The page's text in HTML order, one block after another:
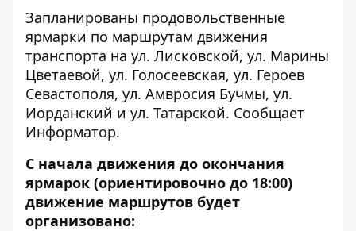
Запланированы продовольственные
ярмарки по маршрутам движения
транспорта на ул. Лисковской, ул. Марины
Цветаевой, ул. Голосеевская, ул. Героев
Севастополя, ул. Амвросия Бучмы, ул.
Иорданский и ул. Татарской. Сообщает
Информатор.
С начала движения до окончания
ярмарок (ориентировочно до 18:00)
движение маршрутов будет
организовано: